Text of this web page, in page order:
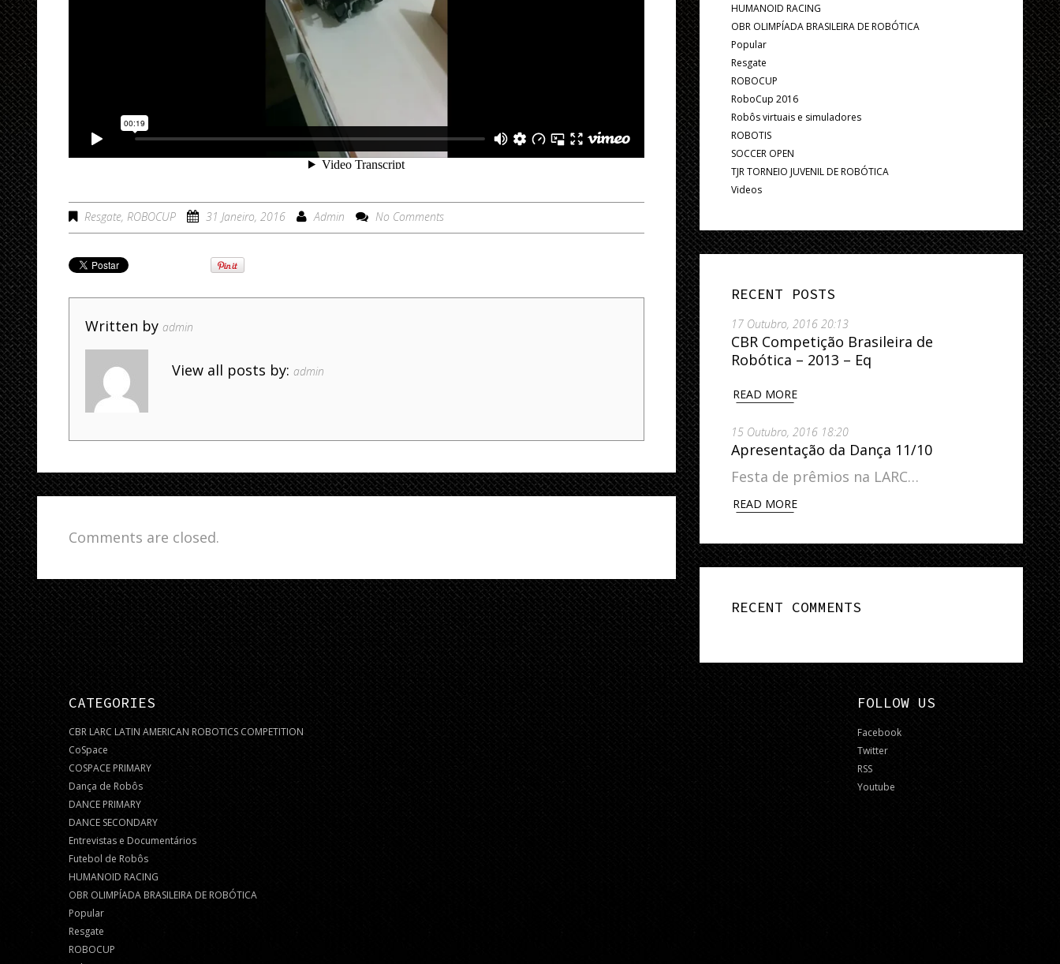
Resgate, ROBOCUP 31 Janeiro, 2016 Admin No Comments
Written by admin
View all posts by: admin
Comments are closed.
HUMANOID RACING
OBR OLIMPÍADA BRASILEIRA DE ROBÓTICA
Popular
Resgate
ROBOCUP
RoboCup 2016
Robôs virtuais e simuladores
ROBOTIS
SOCCER OPEN
TJR TORNEIO JUVENIL DE ROBÓTICA
Videos
RECENT POSTS
17 Outubro, 2016 20:13
CBR Competição Brasileira de
Robótica – 2013 – Eq
READ MORE
15 Outubro, 2016 18:20
Apresentação da Dança 11/10
Festa de prêmios na LARC…
READ MORE
RECENT COMMENTS
CATEGORIES
CBR LARC LATIN AMERICAN ROBOTICS COMPETITION
CoSpace
COSPACE PRIMARY
Dança de Robôs
DANCE PRIMARY
DANCE SECONDARY
Entrevistas e Documentários
Futebol de Robôs
HUMANOID RACING
OBR OLIMPÍADA BRASILEIRA DE ROBÓTICA
Popular
Resgate
ROBOCUP
FOLLOW US
Facebook
Twitter
RSS
Youtube